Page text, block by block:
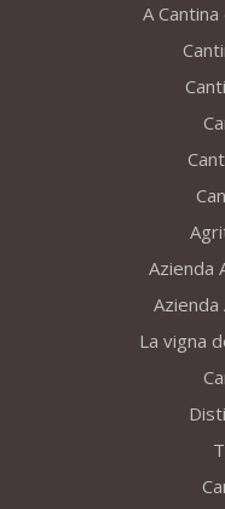
A
Azienda
Azienda
La vigna